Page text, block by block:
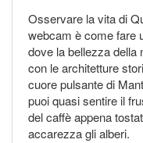
Osservare la vita di
webcam è come fare
dove la bellezza
con le architetture
cuore pulsante di
puoi quasi sentire il
del caffè appena
accarezza gli alberi.